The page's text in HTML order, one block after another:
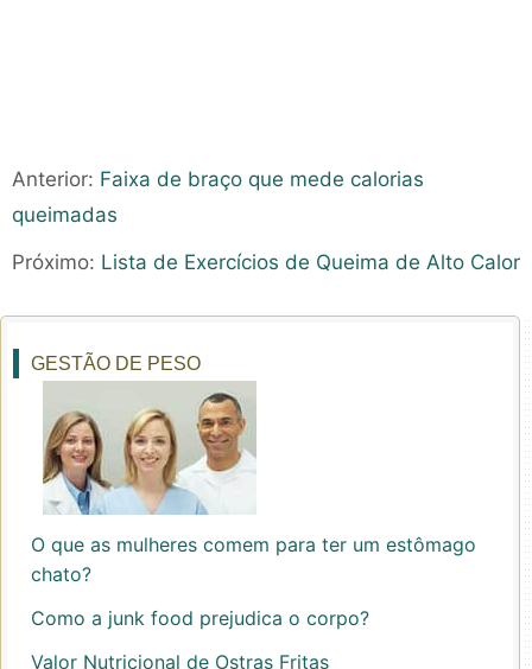
Anterior: Faixa de braço que mede calorias
queimadas
Próximo: Lista de Exercícios de Queima de Alto Calor
GESTÃO DE PESO
O que as mulheres comem para ter um estômago
chato?
Como a junk food prejudica o corpo?
Valor Nutricional de Ostras Fritas